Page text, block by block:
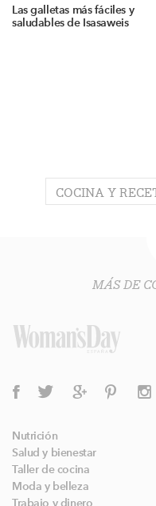
Las galletas más fáciles y
saludables de Isasaweis
COCINA Y
MÁS DE
Nutrición
Salud y bienestar
Taller de cocina
Moda y belleza